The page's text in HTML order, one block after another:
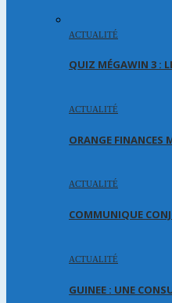
ACTUALITÉ
QUIZ MÉGAWIN 3 :
ACTUALITÉ
ORANGE FINANCES
ACTUALITÉ
COMMUNIQUE
ACTUALITÉ
GUINEE : UNE